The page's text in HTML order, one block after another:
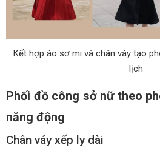
Kết hợp áo sơ mi và chân váy tạo
lịch
Phối đồ công sở nữ theo
năng động
Chân váy xếp ly dài